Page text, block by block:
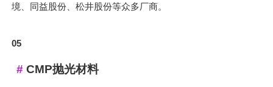
境、同益股份、松井股份等众多厂商。
05
CMP抛光材料